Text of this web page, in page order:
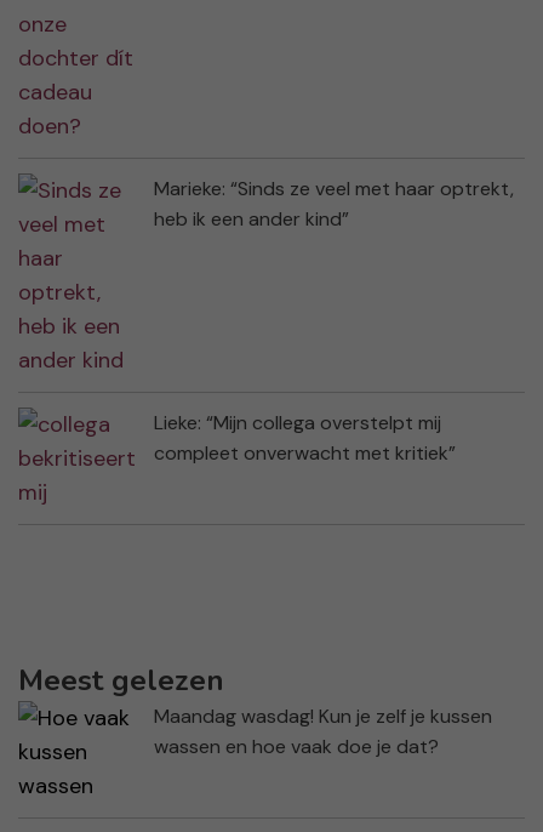
Marieke: “Sinds ze veel met haar optrekt,
heb ik een ander kind”
Lieke: “Mijn collega overstelpt mij
compleet onverwacht met kritiek”
Meest gelezen
Maandag wasdag! Kun je zelf je kussen
wassen en hoe vaak doe je dat?